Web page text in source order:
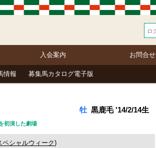
入会案内 お問合せ
情報 募集馬カタログ電子版
牡 黒鹿毛 '14/2/14生
初演した劇場
ペシャルウィーク)